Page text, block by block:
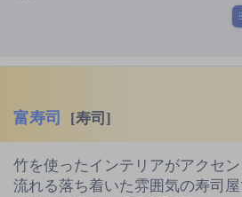
富寿司 [寿司]
竹を使ったインテリアがアクセ
流れる落ち着いた雰囲気の寿司